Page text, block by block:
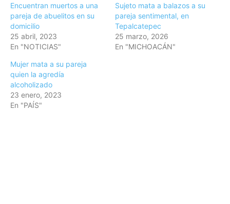
Encuentran muertos a una
pareja de abuelitos en su
domicilio
25 abril, 2023
En "NOTICIAS"
Sujeto mata a balazos a su
pareja sentimental, en
Tepalcatepec
25 marzo, 2026
En "MICHOACÁN"
Mujer mata a su pareja
quien la agredía
alcoholizado
23 enero, 2023
En "PAÍS"